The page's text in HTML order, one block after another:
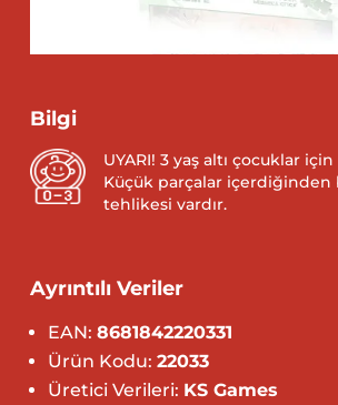
Bilgi
UYARI! 3 yaş altı çocuklar
Küçük parçalar içerdiğinden
tehlikesi vardır.
Ayrıntılı Veriler
EAN: 8681842220331
Ürün Kodu: 22033
Üretici Verileri: KS Games